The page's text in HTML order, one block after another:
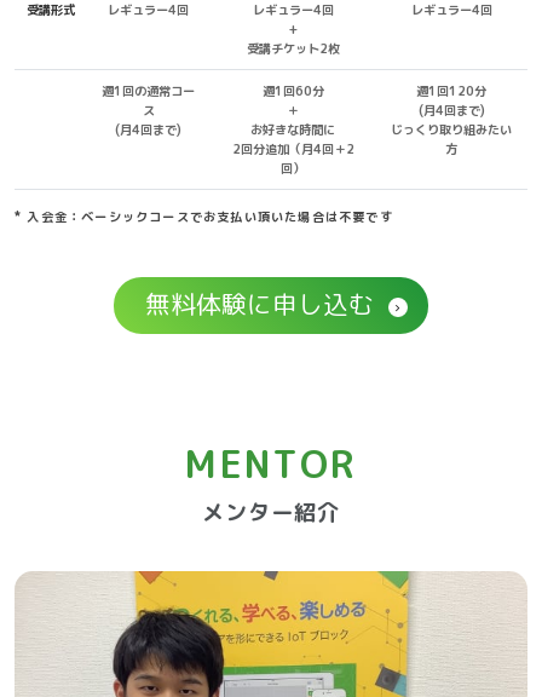
受講形式 レギュラー4回
レギュラー4回
+
受講チケット2枚
レギュラー4回
週1回の通常コー
ス
(月4回まで)
週1回60分
＋
お好きな時間に
2回分追加（月4回＋2
回）
週1回120分
(月4回まで)
じっくり取り組みたい
方
* 入会金：ベーシックコースでお支払い頂いた場合は不要です
無料体験に申し込む
MENTOR
メンター紹介